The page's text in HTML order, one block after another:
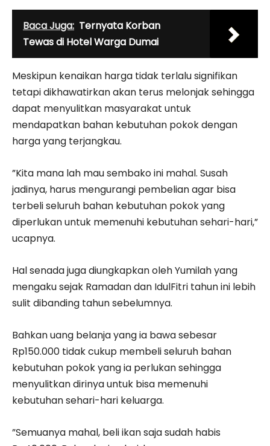
Baca Juga: Ternyata Korban
Tewas di Hotel Warga Dumai
Meskipun kenaikan harga tidak terlalu signifikan
tetapi dikhawatirkan akan terus melonjak sehingga
dapat menyulitkan masyarakat untuk
mendapatkan bahan kebutuhan pokok dengan
harga yang terjangkau.
”Kita mana lah mau sembako ini mahal. Susah
jadinya, harus mengurangi pembelian agar bisa
terbeli seluruh bahan kebutuhan pokok yang
diperlukan untuk memenuhi kebutuhan sehari-hari,”
ucapnya.
Hal senada juga diungkapkan oleh Yumilah yang
mengaku sejak Ramadan dan IdulFitri tahun ini lebih
sulit dibanding tahun sebelumnya.
Bahkan uang belanja yang ia bawa sebesar
Rp150.000 tidak cukup membeli seluruh bahan
kebutuhan pokok yang ia perlukan sehingga
menyulitkan dirinya untuk bisa memenuhi
kebutuhan sehari-hari keluarga.
”Semuanya mahal, beli ikan saja sudah habis